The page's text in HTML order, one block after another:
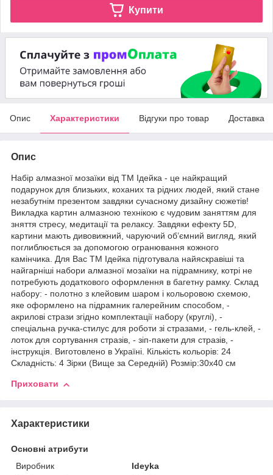
Купити
Опис Характеристики Відгуки про товар Доставка
Опис
Набір алмазної мозаїки від ТМ Ідейка - це найкращий
подарунок для близьких, коханих та рідних людей, який стане
незабутнім презентом завдяки сучасному дизайну сюжетів!
Викладка картин алмазною технікою є чудовим заняттям для
зняття стресу, медитації та релаксу. Завдяки ефекту 5D,
картини мають дивовижний, чаруючий об’ємний вигляд, який
поглиблюється за допомогою огранювання кожного
камінчика. Для Вас ТМ Ідейка підготувала найяскравіші та
найгарніші набори алмазної мозаїки на підрамнику, котрі не
потребують додаткового оформлення в багетну рамку. Склад
набору: - полотно з клейовим шаром і кольоровою схемою,
яке оформлено на підрамник галерейним способом, -
акрилові стрази згідно комплектації набору (круглі), -
спеціальна ручка-стилус для роботи зі стразами, - гель-клей, -
лоток для сортування стразів, - зіп-пакети для стразів, -
інструкція. Виготовлено в Україні. Кількість кольорів: 24
Складність: 4 Зірки (Вище за Середній) Розмір:30х40 см
Приховати
Характеристики
Основні атрибути
Виробник
Ideyka